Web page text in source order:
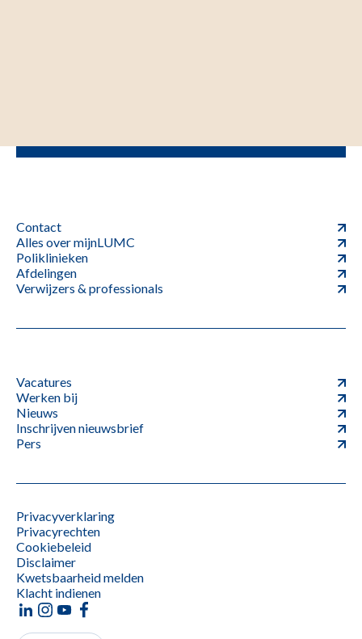
Contact
Alles over mijnLUMC
Poliklinieken
Afdelingen
Verwijzers & professionals
Vacatures
Werken bij
Nieuws
Inschrijven nieuwsbrief
Pers
Privacyverklaring
Privacyrechten
Cookiebeleid
Disclaimer
Kwetsbaarheid melden
Klacht indienen